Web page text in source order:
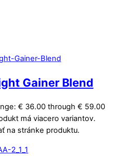
Gainer Blend
€ 36.00 through € 59.00
má viacero variantov.
na stránke produktu.